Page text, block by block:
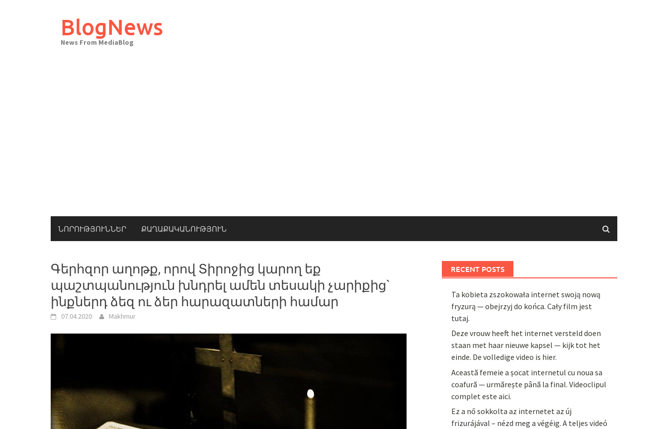
BlogNews
News From MediaBlog
ՆՈՐՈՒԹՅՈՒՆՆԵՐ ՔԱՂԱՔԱԿԱՆՈՒԹՅՈՒՆ
Գերհզոր աղոթք, որով Տիրոջից կարող եք
պաշտպանություն խնդրել ամեն տեսակի չարիքից`
ինքներդ ձեզ ու ձեր հարազատների համար
07.04.2020 Makhmur
RECENT POSTS
Ta kobieta zszokowała internet swoją nową
fryzurą — obejrzyj do końca. Cały film jest
tutaj.
Deze vrouw heeft het internet versteld doen
staan met haar nieuwe kapsel — kijk tot het
einde. De volledige video is hier.
Această femeie a șocat internetul cu noua sa
coafură — urmărește până la final. Videoclipul
complet este aici.
Ez a nő sokkolta az internetet az új
frizurájával – nézd meg a végéig. A teljes videó